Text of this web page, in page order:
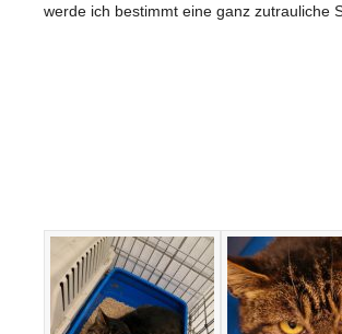
werde ich bestimmt eine ganz zutrauliche